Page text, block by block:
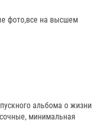
фото,все на высшем
альбома о жизни
минимальная